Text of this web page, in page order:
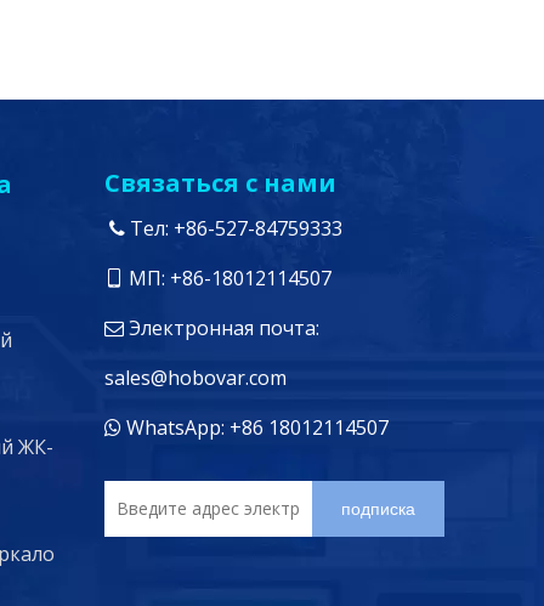
ЖК-
Связаться с нами
 Тел: +86-527-84759333
МП: +86-18012114507
 Электронная почта:
sales@hobovar.com
 WhatsApp: +86 18012114507
подписка